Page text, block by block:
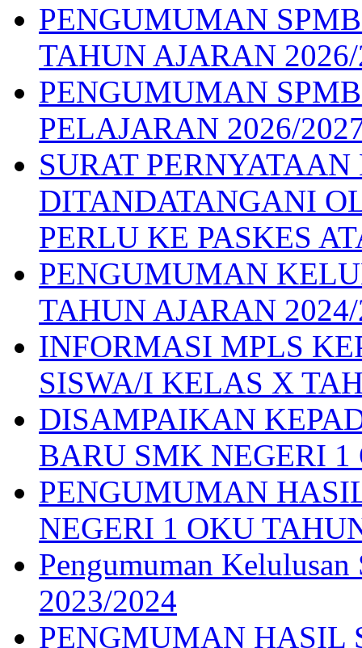
PENGUMUMAN
TAHUN AJARAN
PENGUMUMAN
PELAJARAN 2026/
SURAT
DITANDATANGANI
PERLU KE PASKES
PENGUMUMAN
TAHUN AJARAN
INFORMASI MPLS
SISWA/I KELAS X
DISAMPAIKAN
BARU SMK NEGERI 1
PENGUMUMAN
NEGERI 1 OKU
Pengumuman
2023/2024
PENGMUMAN HASIL